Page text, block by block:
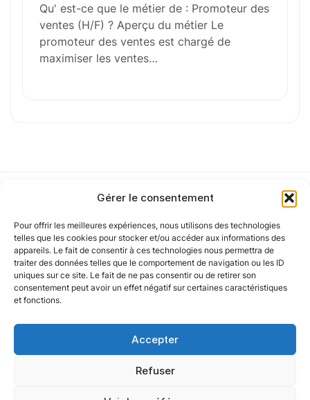
Gérer le consentement
Pour offrir les meilleures expériences, nous utilisons des technologies
telles que les cookies pour stocker et/ou accéder aux informations des
appareils. Le fait de consentir à ces technologies nous permettra de
traiter des données telles que le comportement de navigation ou les ID
uniques sur ce site. Le fait de ne pas consentir ou de retirer son
consentement peut avoir un effet négatif sur certaines caractéristiques
et fonctions.
Accepter
Refuser
Glisser & déposer les fichiers ici
ou
Parcourir les fichiers
vérifié par un auteur humain.
Qu' est-ce que le métier de : Promoteur des
ventes (H/F) ? Aperçu du métier Le
promoteur des ventes est chargé de
maximiser les ventes…
Notre politique
Nos agences
Nos autres marques
Nos réseaux